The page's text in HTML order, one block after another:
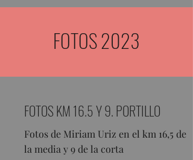
FOTOS 2023
FOTOS KM 16.5 Y 9. PORTILLO
Fotos de Miriam Uriz en el km 16,5 de
la media y 9 de la corta